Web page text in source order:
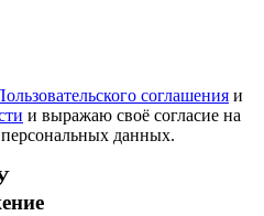
соглашения и
и выражаю своё согласие на
данных.